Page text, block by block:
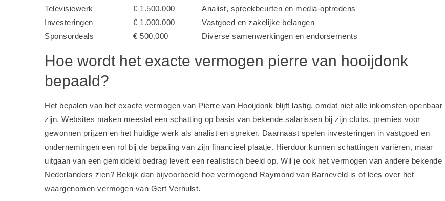
Televisiewerk
€ 1.500.000
Analist, spreekbeurten en media-optredens
Investeringen
€ 1.000.000
Vastgoed en zakelijke belangen
Sponsordeals
€ 500.000 Diverse samenwerkingen en endorsements
Hoe wordt het exacte vermogen pierre van hooijdonk
bepaald?
Het bepalen van het exacte vermogen van Pierre van Hooijdonk blijft lastig, omdat niet alle inkomsten openbaar
zijn. Websites maken meestal een schatting op basis van bekende salarissen bij zijn clubs, premies voor
gewonnen prijzen en het huidige werk als analist en spreker. Daarnaast spelen investeringen in vastgoed en
ondernemingen een rol bij de bepaling van zijn financieel plaatje. Hierdoor kunnen schattingen variëren, maar
uitgaan van een gemiddeld bedrag levert een realistisch beeld op. Wil je ook het vermogen van andere bekende
Nederlanders zien? Bekijk dan bijvoorbeeld hoe vermogend Raymond van Barneveld is of lees over het
waargenomen vermogen van Gert Verhulst.